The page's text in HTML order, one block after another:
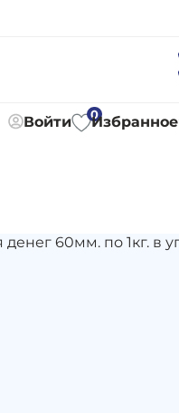
Войти 0
Избранное